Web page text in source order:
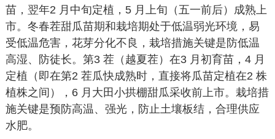
苗，翌年2 月中旬定植，5 月上旬（五一前后）成熟上
市。冬春茬甜瓜苗期和栽培期处于低温弱光环境，易
受低温危害，花芽分化不良，栽培措施关键是防低温
高湿、防徒长。第3 茬（越夏茬）在3 月初育苗，4 月
定植（即在第2 茬瓜快成熟时，直接将瓜苗定植在2 株
植株之间），6 月大田小拱棚甜瓜采收前上市。栽培措
施关键是预防高温、强光，防止土壤板结，合理供应
水肥。